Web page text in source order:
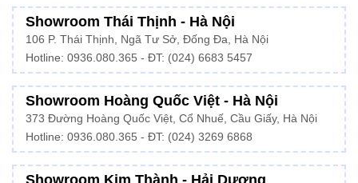
Showroom Thái Thịnh - Hà Nội
106 P. Thái Thịnh, Ngã Tư Sở, Đống Đa, Hà Nội
Hotline: 0936.080.365 - ĐT: (024) 6683 5457
Showroom Hoàng Quốc Việt - Hà Nội
373 Đường Hoàng Quốc Việt, Cổ Nhuế, Cầu Giấy, Hà Nội
Hotline: 0936.080.365 - ĐT: (024) 3269 6868
Showroom Kim Thành - Hải Dương